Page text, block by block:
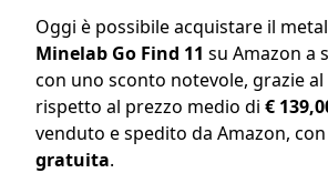
Oggi è possibile acquistare il
Minelab Go Find 11 su Amazon a
con uno sconto notevole, grazie al
rispetto al prezzo medio di €
venduto e spedito da Amazon, con
gratuita.